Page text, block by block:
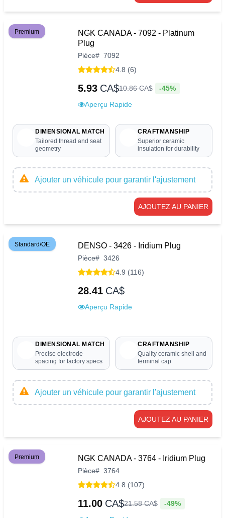
Premium
NGK CANADA - 7092 - Platinum
Plug
Pièce# 7092
4.8 (6)
5.93 CA$10.86CA$ -45%
Aperçu Rapide
DIMENSIONAL MATCH
Tailored thread and seat
geometry
CRAFTMANSHIP
Superior ceramic
insulation for durability
Ajouter un véhicule pour garantir l'ajustement
AJOUTEZ AU PANIER
Standard/OE DENSO - 3426 - Iridium Plug
Pièce# 3426
4.9 (116)
28.41 CA$
Aperçu Rapide
DIMENSIONAL MATCH
Precise electrode
spacing for factory specs
CRAFTMANSHIP
Quality ceramic shell and
terminal cap
Ajouter un véhicule pour garantir l'ajustement
AJOUTEZ AU PANIER
Premium NGK CANADA - 3764 - Iridium Plug
Pièce# 3764
4.8 (107)
11.00 CA$21.58CA$ -49%